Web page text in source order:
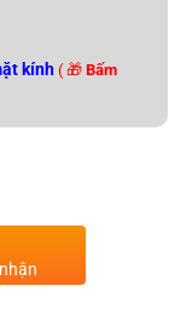
kính ( 🎁 Bấm